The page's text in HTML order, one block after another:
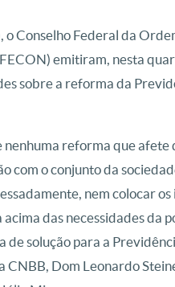
Conselho Federal da
emitiram, nesta
sobre a reforma da
reforma que afete
com o conjunto da
nem colocar os
das necessidades da
de solução para a
Dom Leonardo